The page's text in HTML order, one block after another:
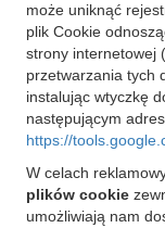
może uniknąć
plik Cookie
strony internetowej
przetwarzania tych
instalując wtyczkę
następującym
https://
W celach
plików cookie
umożliwiają nam